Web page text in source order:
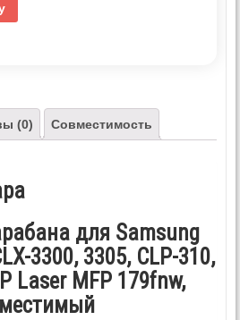
(0) Совместимость
для Samsung
3300, 3305, CLP-310,
Laser MFP 179fnw,